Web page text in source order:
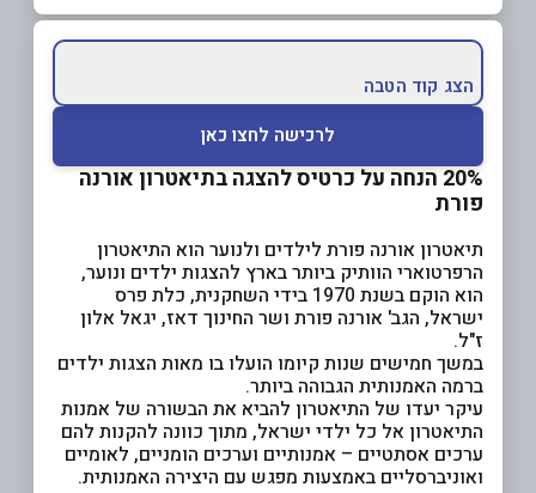
הצג קוד הטבה
לרכישה לחצו כאן
20% הנחה על כרטיס להצגה בתיאטרון אורנה
פורת
תיאטרון אורנה פורת לילדים ולנוער הוא התיאטרון
הרפרטוארי הוותיק ביותר בארץ להצגות ילדים ונוער,
הוא הוקם בשנת 1970 בידי השחקנית, כלת פרס
ישראל, הגב' אורנה פורת ושר החינוך דאז, יגאל אלון
ז"ל.
במשך חמישים שנות קיומו הועלו בו מאות הצגות ילדים
ברמה האמנותית הגבוהה ביותר.
עיקר יעדו של התיאטרון להביא את הבשורה של אמנות
התיאטרון אל כל ילדי ישראל, מתוך כוונה להקנות להם
ערכים אסתטיים – אמנותיים וערכים הומניים, לאומיים
ואוניברסליים באמצעות מפגש עם היצירה האמנותית.